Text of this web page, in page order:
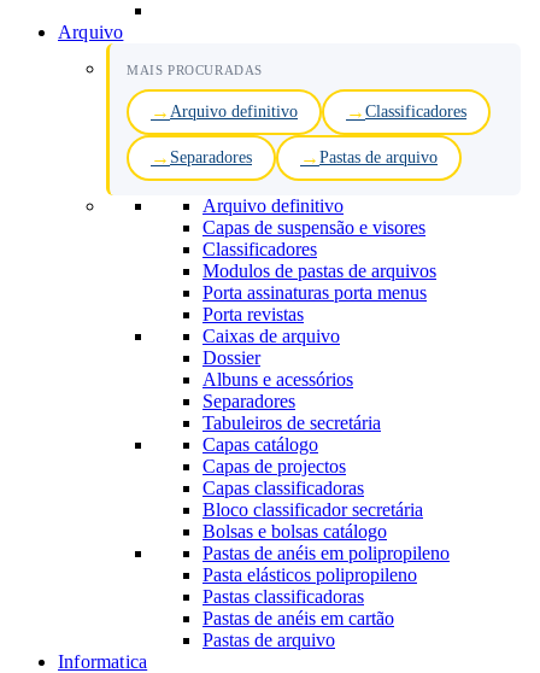
Arquivo
MAIS PROCURADAS
Arquivo definitivo Classificadores
Separadores Pastas de arquivo
Arquivo definitivo
Capas de suspensão e visores
Classificadores
Modulos de pastas de arquivos
Porta assinaturas porta menus
Porta revistas
Caixas de arquivo
Dossier
Albuns e acessórios
Separadores
Tabuleiros de secretária
Capas catálogo
Capas de projectos
Capas classificadoras
Bloco classificador secretária
Bolsas e bolsas catálogo
Pastas de anéis em polipropileno
Pasta elásticos polipropileno
Pastas classificadoras
Pastas de anéis em cartão
Pastas de arquivo
Informatica